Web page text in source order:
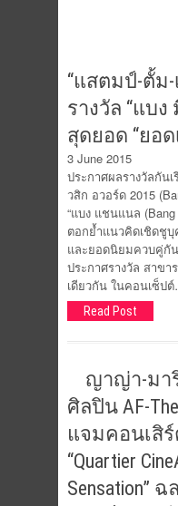
“แสตมป์-ตั้ม-
รางวัล “แบง
สุดยอด “ยอ
3 June 2015
ประกาศผลรางวัลกัน
วสิก อวอร์ด 2015
“แบง แชนแนล
ตอกย้ำแนวคิดเชิดชู
และยอดนิยมควบคู่กั
ประกาศรางวัล สาขา
เดียวกัน ในคอนเซ็ป
Read Post
ญาญ่า-มา
ศิลปิน AF-
แจมคอนเสิ
“Quartier
Sensation”